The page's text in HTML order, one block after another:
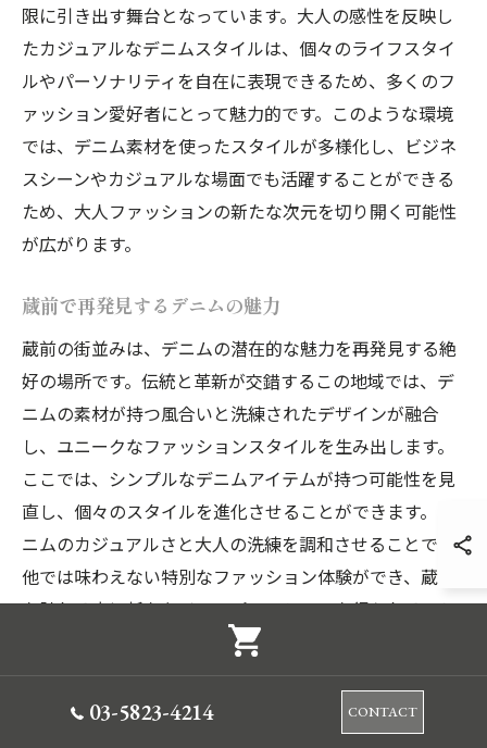
限に引き出す舞台となっています。大人の感性を反映し
たカジュアルなデニムスタイルは、個々のライフスタイ
ルやパーソナリティを自在に表現できるため、多くのフ
ァッション愛好者にとって魅力的です。このような環境
では、デニム素材を使ったスタイルが多様化し、ビジネ
スシーンやカジュアルな場面でも活躍することができる
ため、大人ファッションの新たな次元を切り開く可能性
が広がります。
蔵前で再発見するデニムの魅力
蔵前の街並みは、デニムの潜在的な魅力を再発見する絶
好の場所です。伝統と革新が交錯するこの地域では、デ
ニムの素材が持つ風合いと洗練されたデザインが融合
し、ユニークなファッションスタイルを生み出します。
ここでは、シンプルなデニムアイテムが持つ可能性を見
直し、個々のスタイルを進化させることができます。デ
ニムのカジュアルさと大人の洗練を調和させることで、
他では味わえない特別なファッション体験ができ、蔵前
を訪れる度に新たなインスピレーションを得られるでし
大人ファッションの新たなスタイルを探る
03-5823-4214 CONTACT